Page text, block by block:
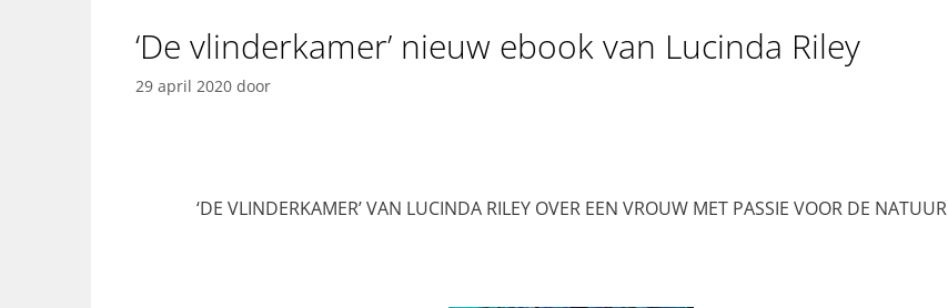
‘De vlinderkamer’ nieuw ebook van Lucinda Riley
29 april 2020 door
‘DE VLINDERKAMER’ VAN LUCINDA RILEY OVER EEN VROUW MET PASSIE VOOR DE NATUUR